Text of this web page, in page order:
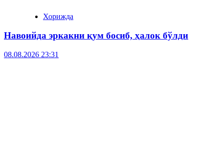
Хорижда
Навоийда эркакни қум босиб, ҳалок бўлди
08.08.2026 23:31